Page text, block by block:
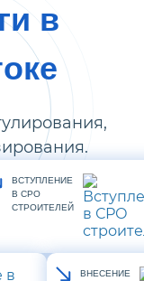
в
ВСТУПЛЕНИЕ
В СРО
СТРОИТЕЛЕЙ
ВНЕСЕНИЕ